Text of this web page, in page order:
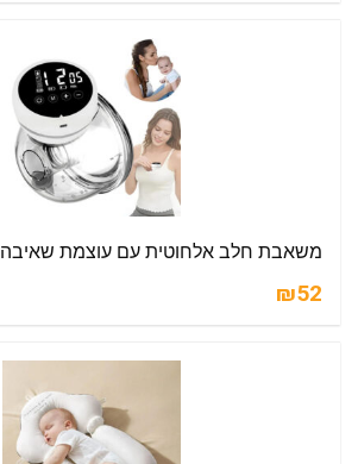
משאבת חלב אלחוטית עם עוצמת שאיבה
₪52